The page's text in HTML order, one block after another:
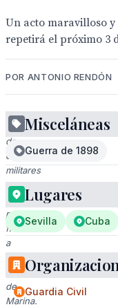
Un acto maravilloso y
repetirá el próximo 3
POR ANTONIO RENDÓN
Grupo
de
oficiales
militares
y
civiles
posando
frente
a
la
Comandancia
de
Marina.
Misceláneas
Guerra de 1898
Lugares
Sevilla Cuba
Guardia Civil